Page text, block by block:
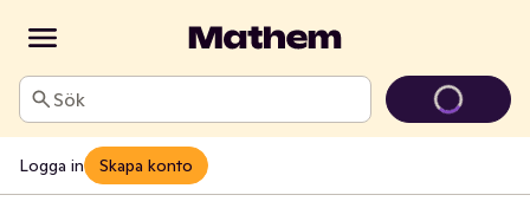
Sök
Logga in Skapa konto